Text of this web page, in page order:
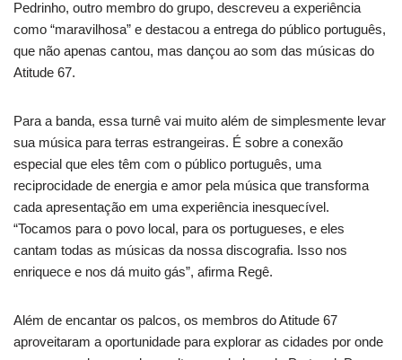
Pedrinho, outro membro do grupo, descreveu a experiência
como “maravilhosa” e destacou a entrega do público português,
que não apenas cantou, mas dançou ao som das músicas do
Atitude 67.
Para a banda, essa turnê vai muito além de simplesmente levar
sua música para terras estrangeiras. É sobre a conexão
especial que eles têm com o público português, uma
reciprocidade de energia e amor pela música que transforma
cada apresentação em uma experiência inesquecível.
“Tocamos para o povo local, para os portugueses, e eles
cantam todas as músicas da nossa discografia. Isso nos
enriquece e nos dá muito gás”, afirma Regê.
Além de encantar os palcos, os membros do Atitude 67
aproveitaram a oportunidade para explorar as cidades por onde